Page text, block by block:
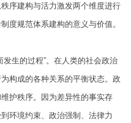
序建构与活力激发两个维度进行
度规范体系建构的意义与价值。
生的过程”。在人类的社会政治
构成的各种关系的平衡状态。政
护秩序。因为差异性的事实存
环境约束、政治强制、法律力